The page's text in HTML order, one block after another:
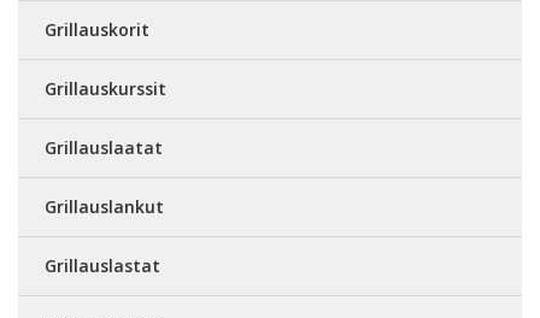
Grillauskorit
Grillauskurssit
Grillauslaatat
Grillauslankut
Grillauslastat